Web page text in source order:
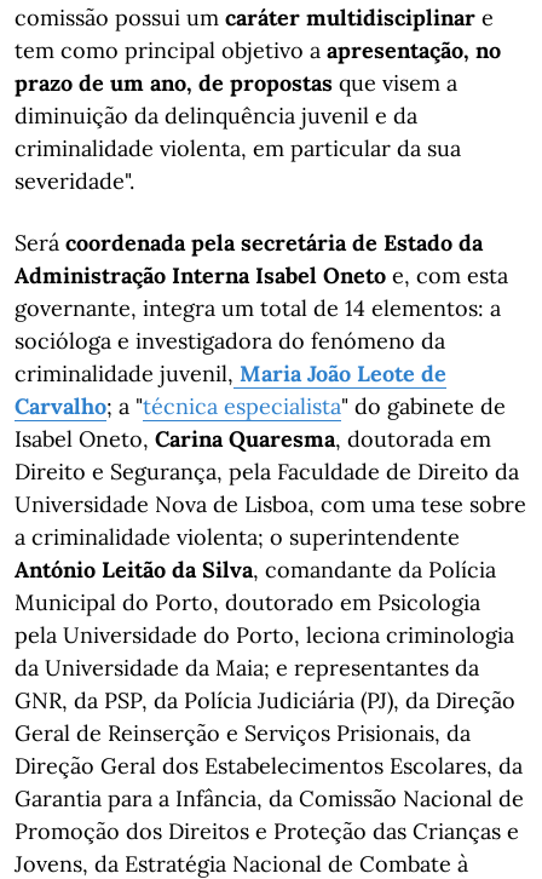
comissão possui um caráter multidisciplinar e
tem como principal objetivo a apresentação, no
prazo de um ano, de propostas que visem a
diminuição da delinquência juvenil e da
criminalidade violenta, em particular da sua
severidade".
Será coordenada pela secretária de Estado da
Administração Interna Isabel Oneto e, com esta
governante, integra um total de 14 elementos: a
socióloga e investigadora do fenómeno da
criminalidade juvenil, Maria João Leote de
Carvalho; a "técnica especialista" do gabinete de
Isabel Oneto, Carina Quaresma, doutorada em
Direito e Segurança, pela Faculdade de Direito da
Universidade Nova de Lisboa, com uma tese sobre
a criminalidade violenta; o superintendente
António Leitão da Silva, comandante da Polícia
Municipal do Porto, doutorado em Psicologia
pela Universidade do Porto, leciona criminologia
da Universidade da Maia; e representantes da
GNR, da PSP, da Polícia Judiciária (PJ), da Direção
Geral de Reinserção e Serviços Prisionais, da
Direção Geral dos Estabelecimentos Escolares, da
Garantia para a Infância, da Comissão Nacional de
Promoção dos Direitos e Proteção das Crianças e
Jovens, da Estratégia Nacional de Combate à